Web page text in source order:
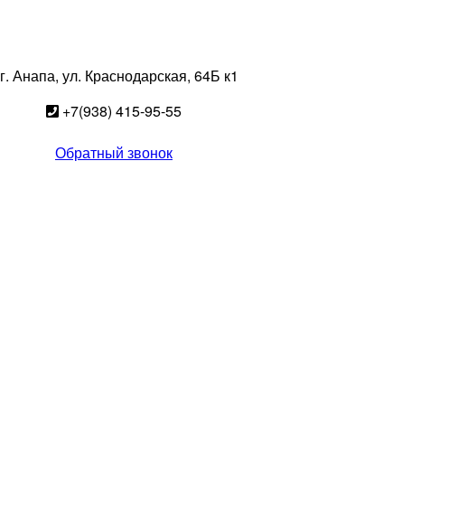
г. Анапа, ул. Краснодарская, 64Б к1
+7(938) 415-95-55
Обратный звонок